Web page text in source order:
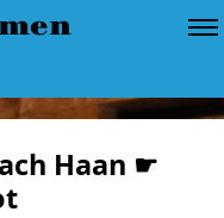
Haan ☛